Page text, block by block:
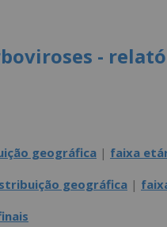
-
geográfica | faixa
geográfica |